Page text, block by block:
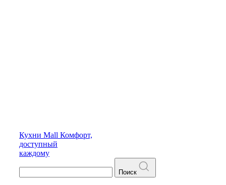
Кухни Mall Комфорт,
доступный
каждому
Поиск